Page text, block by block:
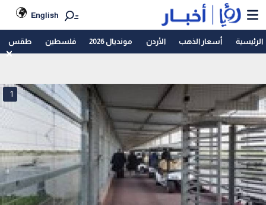
English
الرئيسية أسعار الذهب الأردن مونديال 2026 فلسطين طقس
1